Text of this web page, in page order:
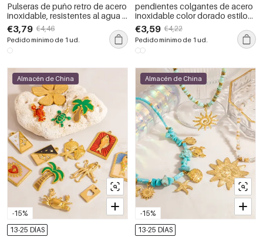
Pulseras de puño retro de acero
inoxidable, resistentes al agua y
de color dorado.
€3,79 €4,46
Pedido mínimo de 1 ud.
pendientes colgantes de acero
inoxidable color dorado estilo
oceánico
€3,59 €4,22
Pedido mínimo de 1 ud.
-15%
Almacén de China
13-25 DÍAS
-15%
Almacén de China
13-25 DÍAS